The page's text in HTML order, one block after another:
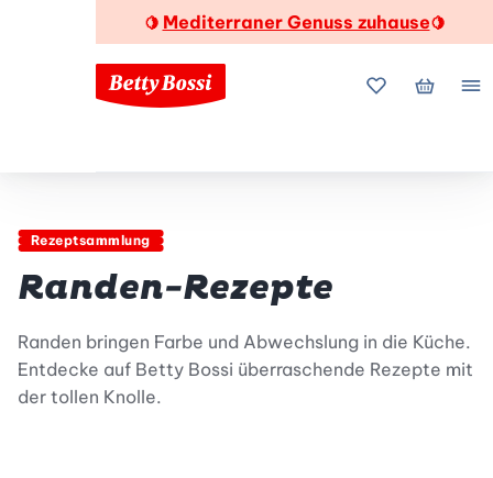
🍋 Mediterraner Genuss zuhause🍋
MeineMein
Rezeptsammlung
Randen-Rezepte
Randen bringen Farbe und Abwechslung in die Küche.
Entdecke auf Betty Bossi überraschende Rezepte mit
der tollen Knolle.